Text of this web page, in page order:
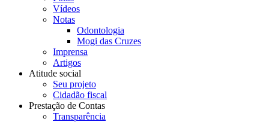
Vídeos
Notas
Odontologia
Mogi das Cruzes
Imprensa
Artigos
Atitude social
Seu projeto
Cidadão fiscal
Prestação de Contas
Transparência